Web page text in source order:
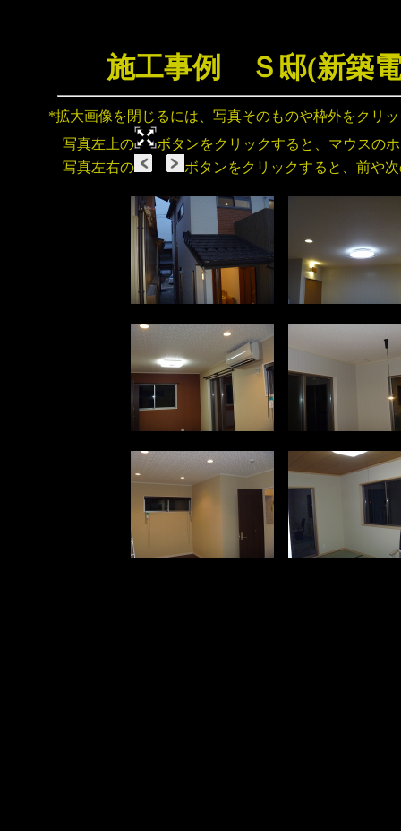
施工事例 Ｓ邸(新築
*拡大画像を閉じるには、写真そのものや枠外をクリ
写真左上の
ボタンをクリックすると、マウスの
写真左右の
ボタンをクリックすると、前や